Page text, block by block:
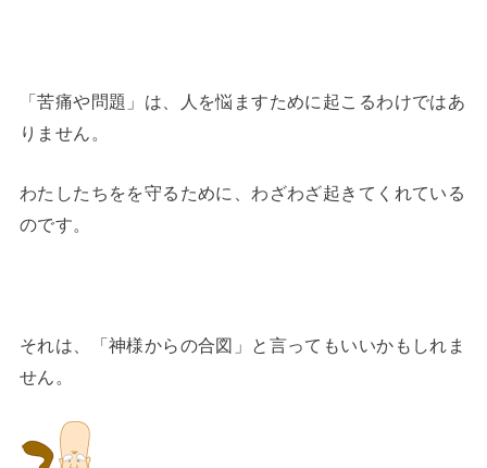
「苦痛や問題」は、人を悩ますために起こるわけではあ
りません。
わたしたちをを守るために、わざわざ起きてくれている
のです。
それは、「神様からの合図」と言ってもいいかもしれま
せん。